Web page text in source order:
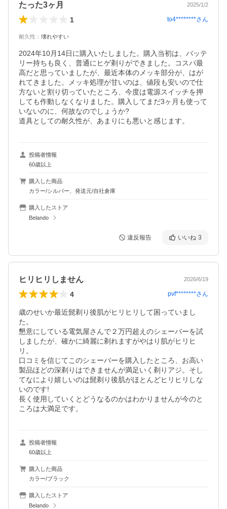
たった3ヶ月 2025/1/2
1 to4********さん
耐久性 ： 壊れやすい
2024年10月14日に購入いたしました。購入当初は、バッテ
リー持ちも良く、普通にヒゲ剃りができました。コスパ最
高だと思っていましたが、最近本体のメッキ部分が、はが
れてきました。メッキ処理が甘いのは、値段も安いので仕
方ないと割り切っていたところ、今度は電源スイッチを押
しても作動しなくなりました。購入してまだ3ヶ月も使って
いないのに、何故なのでしょうか?
道具としての耐久性が、あまりにも悪いと感じます。
投稿者情報
60歳以上
購入した商品
カラー/シルバー、発送元/自社倉庫
購入したストア
Belando
違反報告 いいね 3
ヒリヒリしません 2026/6/19
4 pvf********さん
歳のせいか最近髭剃り後肌がヒリヒリして困っていまし
た。
懇意にしている電気屋さんで２万円超えのシェーバーを試
しましたが、確かに綺麗に剃れますがやはり肌がヒリヒ
リ。
口コミを信じてこのシェーバーを購入したところ、お高い
製品ほどの深剃りはできませんが満足いく剃りアジ。そし
てなにより嬉しいのは髭剃り後肌がほとんどヒリヒリしな
いのです!
長く使用していくとどうなるのかはわかりませんが今のと
ころは大満足です。
投稿者情報
60歳以上
購入した商品
カラー/ブラック
購入したストア
Belando